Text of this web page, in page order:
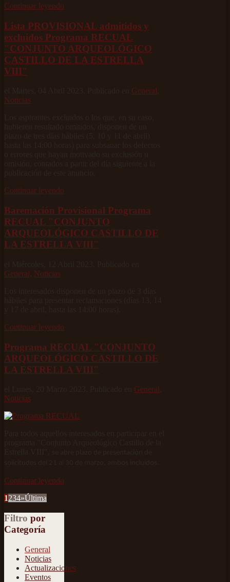
Continuar leyendo
Lista PROVISIONAL admitidos y
excluidos Programa RECUAL
"CONJUNTO ARQUEOLÓGICO
CASTILLO DE LA ESTRELLA
VIII"
General
Noticias
Continuar leyendo
Baremación Provisional Programa
RECUAL "CONJUNTO
ARQUEOLÓGICO CASTILLO DE
LA ESTRELLA VIII"
General Noticias
Continuar leyendo
Programa RECUAL "CONJUNTO
ARQUEOLÓGICO CASTILLO DE
LA ESTRELLA VIII"
General
Noticias
Continuar leyendo
1234»Última
Filtro por
Categoría
General
Noticias
Actualizaciones
Eventos